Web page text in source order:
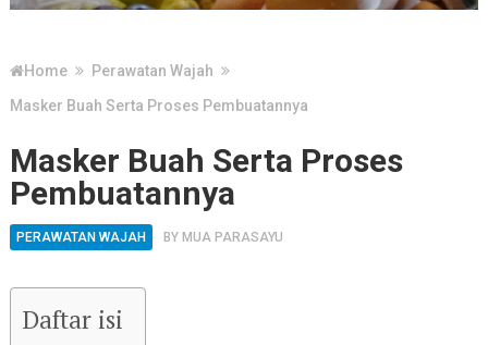
Home
Perawatan Wajah
Masker Buah Serta Proses Pembuatannya
Masker Buah Serta Proses
Pembuatannya
PERAWATAN WAJAH BY MUA PARASAYU
Daftar isi